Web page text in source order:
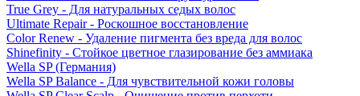
True Grey - Для натуральных седых волос
Ultimate Repair - Роскошное восстановление
Color Renew - Удаление пигмента без вреда для волос
Shinefinity - Стойкое цветное глазирование без аммиака
Wella SP (Германия)
Wella SP Balance - Для чувствительной кожи головы